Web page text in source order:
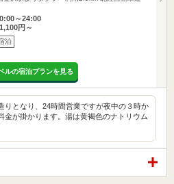
～24:00
円～
泊
ルの宿泊プランを見る
りとなり、24時間営業ですが夜中の３時か
金が掛かります。湯は黄褐色のナトリウム